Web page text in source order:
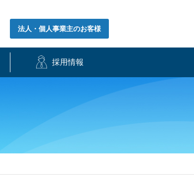
法人・個人事業主のお客様
採用情報